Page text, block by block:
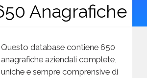
Anagrafiche
Questo database contiene 650
anagrafiche aziendali complete,
uniche e sempre comprensive di